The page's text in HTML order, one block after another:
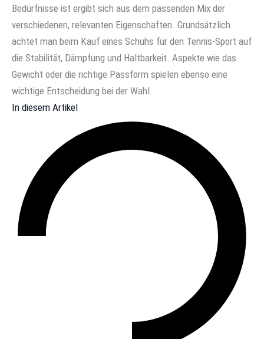
Bedürfnisse ist ergibt sich aus dem passenden Mix der
verschiedenen, relevanten Eigenschaften. Grundsätzlich
achtet man beim Kauf eines Schuhs für den Tennis-Sport auf
die Stabilität, Dämpfung und Haltbarkeit. Aspekte wie das
Gewicht oder die richtige Passform spielen ebenso eine
wichtige Entscheidung bei der Wahl.
In diesem Artikel